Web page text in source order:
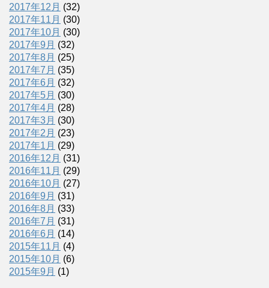
2017年12月 (32)
2017年11月 (30)
2017年10月 (30)
2017年9月 (32)
2017年8月 (25)
2017年7月 (35)
2017年6月 (32)
2017年5月 (30)
2017年4月 (28)
2017年3月 (30)
2017年2月 (23)
2017年1月 (29)
2016年12月 (31)
2016年11月 (29)
2016年10月 (27)
2016年9月 (31)
2016年8月 (33)
2016年7月 (31)
2016年6月 (14)
2015年11月 (4)
2015年10月 (6)
2015年9月 (1)